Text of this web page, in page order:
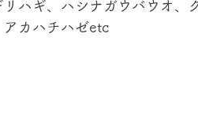
ハギ、ハシナガウバウオ、
アカハチハゼetc